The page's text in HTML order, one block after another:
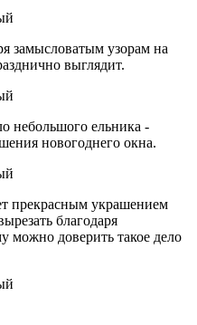
замысловатым узорам на
выглядит.
небольшого ельника -
новогоднего окна.
прекрасным украшением
благодаря
доверить такое дело